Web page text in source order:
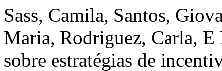
Sass, Camila, Santos,
Maria, Rodriguez, Carla,
sobre estratégias de